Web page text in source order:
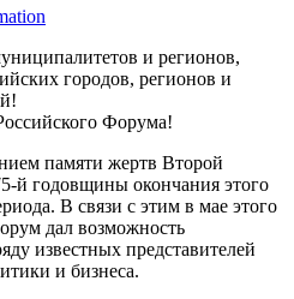
и регионов,
городов, регионов и
Форума!
памяти жертв Второй
й годовщины окончания этого
В связи с этим в мае этого
дал возможность
известных представителей
и бизнеса.